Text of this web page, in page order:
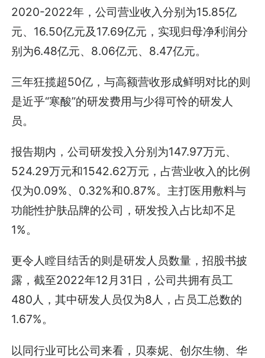
2020-2022年，公司营业收入分别为15.85亿
元、16.50亿元及17.69亿元，实现归母净利润分
别为6.48亿元、8.06亿元、8.47亿元。
三年狂揽超50亿，与高额营收形成鲜明对比的则
是近乎“寒酸”的研发费用与少得可怜的研发人
员。
报告期内，公司研发投入分别为147.97万元、
524.29万元和1542.62万元，占营业收入的比例
仅为0.09%、0.32%和0.87%。主打医用敷料与
功能性护肤品牌的公司，研发投入占比却不足
1%。
更令人瞠目结舌的则是研发人员数量，招股书披
露，截至2022年12月31日，公司共拥有员工
480人，其中研发人员仅为8人，占员工总数的
1.67%。
以同行业可比公司来看，贝泰妮、创尔生物、华